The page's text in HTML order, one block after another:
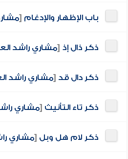
باب الإظهار والإدغام [
ذكر ذال إذ [مشاري راشد
ذكر دال قد [مشاري راشد
ذكر تاء التأنيث [مشاري
ذكر لام هل وبل [مشاري